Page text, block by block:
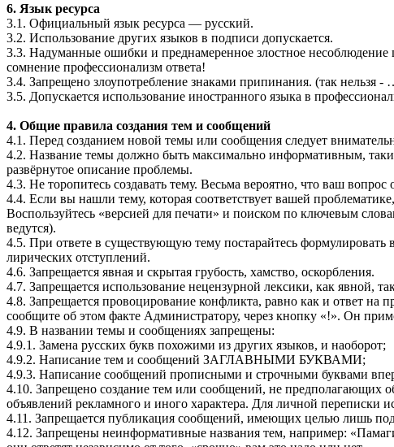
6. Язык ресурса
3.1. Официальный язык ресурса — русский.
3.2. Использование других языков в подписи допускается.
3.3. Надуманные ошибки и преднамеренное злостное несоблюдение
сомнение профессионализм ответа!
3.4. Запрещено злоупотребление знаками припинания. (так нельзя
3.5. Допускается использование иностранного языка в
4. Общие правила создания тем и сообщений
4.1. Перед созданием новой темы или сообщения следует
4.2. Название темы должно быть максимально информативным,
развёрнутое описание проблемы.
4.3. Не торопитесь создавать тему. Весьма вероятно, что ваш
4.4. Если вы нашли тему, которая соответствует вашей
Воспользуйтесь «версией для печати» и поиском по ключевым
ведутся).
4.5. При ответе в существующую тему постарайтесь
лирических отступлений.
4.6. Запрещается явная и скрытая грубость, хамство, оскорбления.
4.7. Запрещается использование нецензурной лексики, как явной,
4.8. Запрещается провоцирование конфликта, равно как и ответ
сообщите об этом факте Администратору, через кнопку «!». Он
4.9. В названии темы и сообщениях запрещены:
4.9.1. Замена русских букв похожими из других языков, и наоборот;
4.9.2. Написание тем и сообщений ЗАГЛАВНЫМИ БУКВАМИ;
4.9.3. Написание сообщений прописными и строчными буквами
4.10. Запрещено создание тем или сообщений, не предполагающих
объявлений рекламного и иного характера. Для личной переписки
4.11. Запрещается публикация сообщений, имеющих целью лишь
4.12. Запрещены неинформативные названия тем, например: